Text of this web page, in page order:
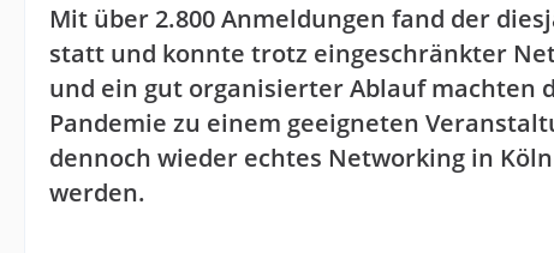
Mit über 2.800 Anmeldungen fand der
statt und konnte trotz eingeschränkter
und ein gut organisierter Ablauf machten
Pandemie zu einem geeigneten
dennoch wieder echtes Networking in
werden.